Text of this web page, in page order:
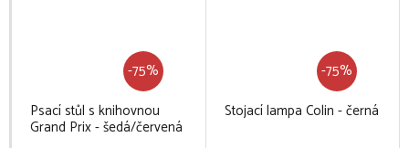
-75%
Psací stůl s knihovnou
Grand Prix - šedá/červená
-75%
Stojací lampa Colin - černá